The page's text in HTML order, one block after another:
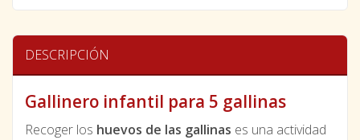
DESCRIPCIÓN
Gallinero infantil para 5 gallinas
Recoger los huevos de las gallinas es una actividad